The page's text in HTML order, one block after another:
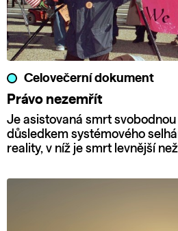
Celovečerní dokument
Právo nezemřít
Je asistovaná smrt
důsledkem systémového
reality, v níž je smrt levnější